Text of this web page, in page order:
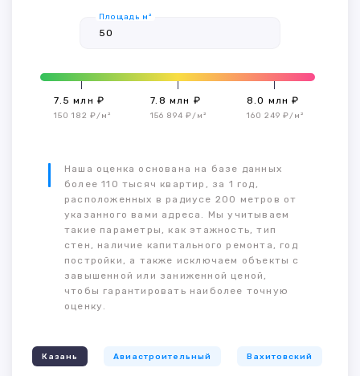
Площадь м²
7.5 млн ₽
150 182 ₽/м²
7.8 млн ₽
156 894 ₽/м²
8.0 млн ₽
160 249 ₽/м²
Наша оценка основана на базе данных
более 110 тысяч квартир, за 1 год,
расположенных в радиусе 200 метров от
указанного вами адреса. Мы учитываем
такие параметры, как этажность, тип
стен, наличие капитального ремонта, год
постройки, а также исключаем объекты с
завышенной или заниженной ценой,
чтобы гарантировать наиболее точную
оценку.
Казань Авиастроительный Вахитовский